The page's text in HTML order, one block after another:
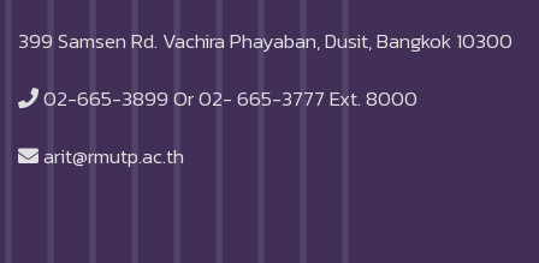
399 Samsen Rd. Vachira Phayaban, Dusit, Bangkok 10300
02-665-3899 Or 02- 665-3777 Ext. 8000
arit@rmutp.ac.th